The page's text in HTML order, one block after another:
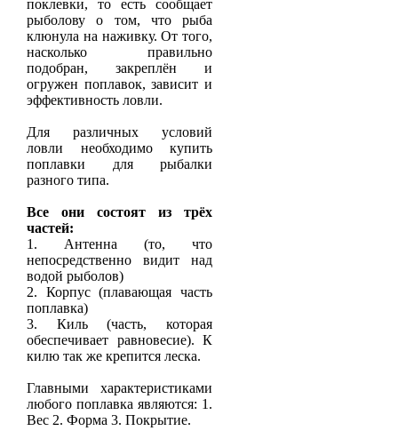
поклевки, то есть сообщает
рыболову о том, что рыба
клюнула на наживку. От того,
насколько правильно
подобран, закреплён и
огружен поплавок, зависит и
эффективность ловли.
Для различных условий
ловли необходимо купить
поплавки для рыбалки
разного типа.
Все они состоят из трёх
частей:
1. Антенна (то, что
непосредственно видит над
водой рыболов)
2. Корпус (плавающая часть
поплавка)
3. Киль (часть, которая
обеспечивает равновесие). К
килю так же крепится леска.
Главными характеристиками
любого поплавка являются: 1.
Вес 2. Форма 3. Покрытие.